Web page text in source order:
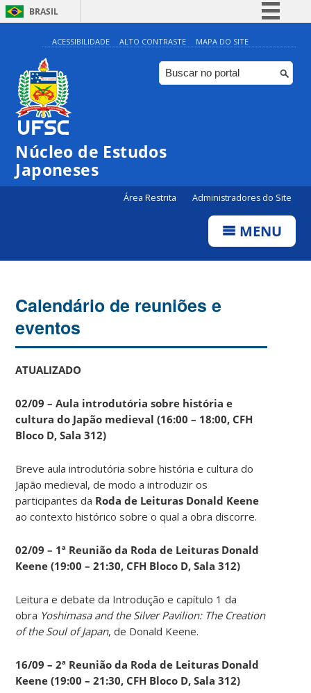
BRASIL
Simplifique!
Comunica BR
Participe
ACESSIBILIDADE ALTO CONTRASTE MAPA DO SITE
Núcleo de Estudos
Japoneses
Área Restrita Administradores do Site
MENU
Calendário de reuniões e
eventos
ATUALIZADO
02/09 – Aula introdutória sobre história e
cultura do Japão medieval (16:00 – 18:00, CFH
Bloco D, Sala 312)
Breve aula introdutória sobre história e cultura do
Japão medieval, de modo a introduzir os
participantes da Roda de Leituras Donald Keene
ao contexto histórico sobre o qual a obra discorre.
02/09 – 1ª Reunião da Roda de Leituras Donald
Keene (19:00 – 21:30, CFH Bloco D, Sala 312)
Leitura e debate da Introdução e capítulo 1 da
obra Yoshimasa and the Silver Pavilion: The Creation
of the Soul of Japan, de Donald Keene.
16/09 – 2ª Reunião da Roda de Leituras Donald
Keene (19:00 – 21:30, CFH Bloco D, Sala 312)